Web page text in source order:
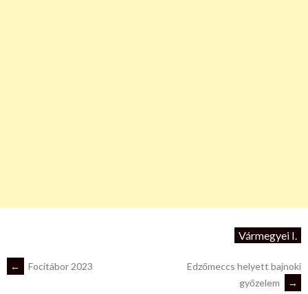
Vármegyei I.
POST
← Focitábor 2023
Edzőmeccs helyett bajnoki
győzelem
→